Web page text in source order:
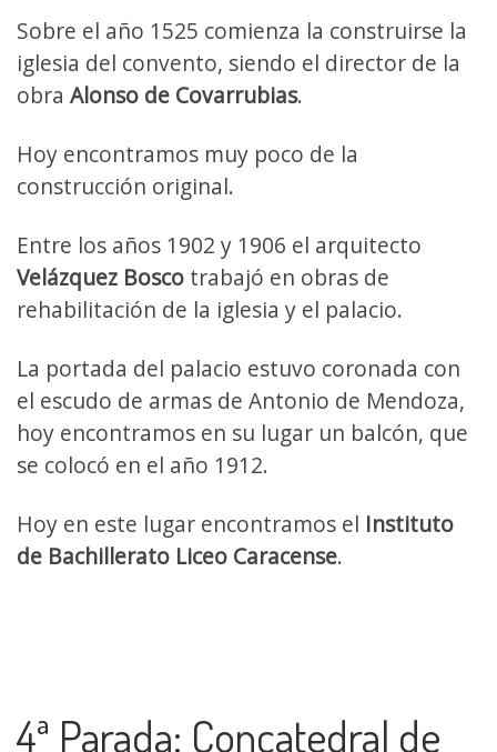
Sobre el año 1525 comienza la construirse la
iglesia del convento, siendo el director de la
obra Alonso de Covarrubias.
Hoy encontramos muy poco de la
construcción original.
Entre los años 1902 y 1906 el arquitecto
Velázquez Bosco trabajó en obras de
rehabilitación de la iglesia y el palacio.
La portada del palacio estuvo coronada con
el escudo de armas de Antonio de Mendoza,
hoy encontramos en su lugar un balcón, que
se colocó en el año 1912.
Hoy en este lugar encontramos el Instituto
de Bachillerato Liceo Caracense.
4ª Parada: Concatedral de